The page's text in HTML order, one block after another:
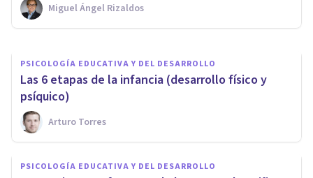
Miguel Ángel Rizaldos
Nahum Montagud Rubio
PSICOLOGÍA EDUCATIVA Y DEL DESARROLLO
Las 6 etapas de la infancia (desarrollo físico y
psíquico)
Arturo Torres
PSICOLOGÍA EDUCATIVA Y DEL DESARROLLO